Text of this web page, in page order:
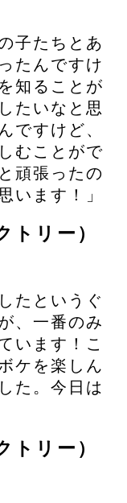
子たちとあ
たんですけ
知ることが
たいなと思
ですけど、
むことがで
頑張ったの
います！」
トリー）
たというぐ
、一番のみ
います！こ
ケを楽しん
た。今日は
トリー）